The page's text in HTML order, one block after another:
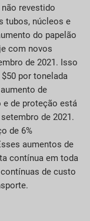
revestido
tubos, núcleos e
do papelão
com novos
de 2021. Isso
por tonelada
de
e de proteção está
de 2021.
de 6%
aumentos de
contínua em toda
de custo